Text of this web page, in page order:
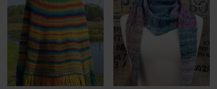
Tilføj til
ønskeliste
Tilføj til
ønskeliste